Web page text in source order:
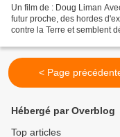
Un film de : Doug Liman
futur proche, des hordes
contre la Terre et semblent
< Page
Hébergé par Overblog
Top articles